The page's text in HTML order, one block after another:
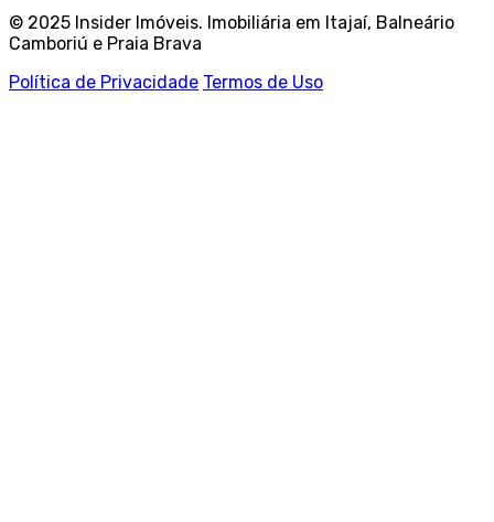
© 2025 Insider Imóveis. Imobiliária em Itajaí, Balneário
Camboriú e Praia Brava
Política de Privacidade Termos de Uso